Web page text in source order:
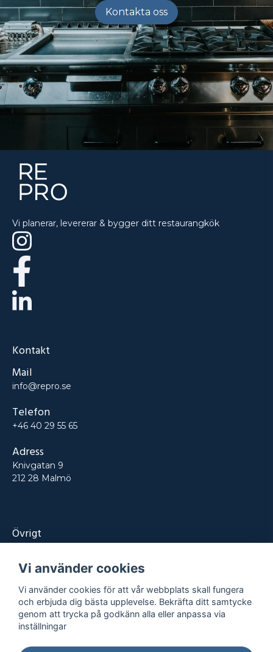
Kontakta oss
Vi planerar, levererar & bygger ditt restaurangkök
Kontakt
Mail
info@repro.se
Telefon
+46 40 29 55 65
Adress
Knivgatan 9
212 28 Malmö
Övrigt
Tjänster
Kontakt
Projekt
Vi använder cookies
Vi använder cookies för att vår webbplats skall fungera
och erbjuda dig bästa upplevelse. Bekräfta ditt samtycke
genom att trycka på godkänn alla eller anpassa via
inställningar